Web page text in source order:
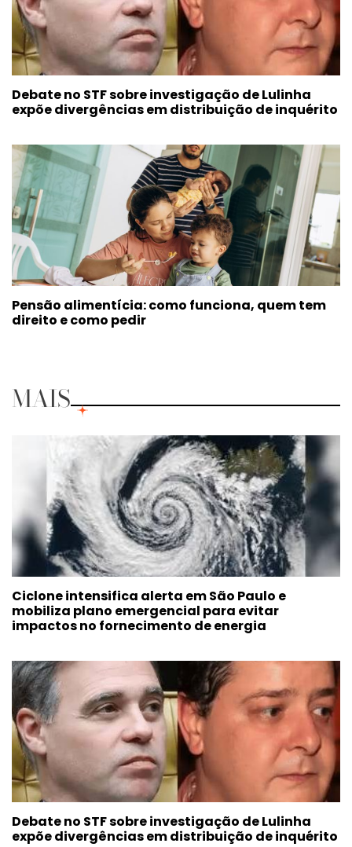
Debate no STF sobre investigação de Lulinha
expõe divergências em distribuição de inquérito
Pensão alimentícia: como funciona, quem tem
direito e como pedir
MAIS
Ciclone intensifica alerta em São Paulo e
mobiliza plano emergencial para evitar
impactos no fornecimento de energia
Debate no STF sobre investigação de Lulinha
expõe divergências em distribuição de inquérito